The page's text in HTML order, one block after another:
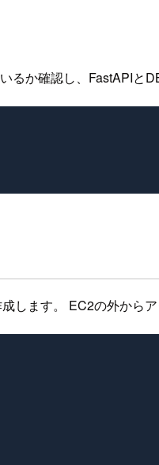
か確認し、FastAPIと
します。 EC2の外からア